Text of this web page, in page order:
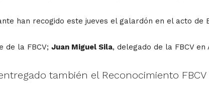
han recogido este jueves el galardón en el acto
de la FBCV; Juan Miguel Sila, delegado de la FBCV en
también el Reconocimiento FBCV